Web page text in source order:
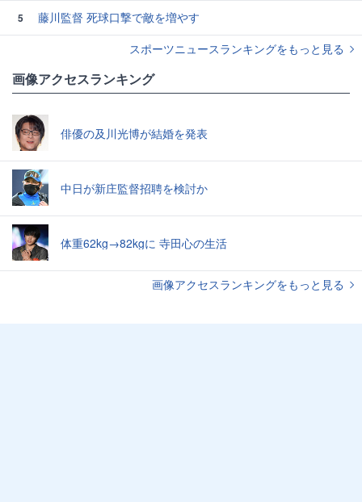
5
藤川監督 死球口撃で敵を増やす
スポーツニュースランキングをもっと見る
画像アクセスランキング
俳優の及川光博が結婚を発表
中日が新庄監督招聘を検討か
体重62kg→82kgに 寺田心の生活
画像アクセスランキングをもっと見る